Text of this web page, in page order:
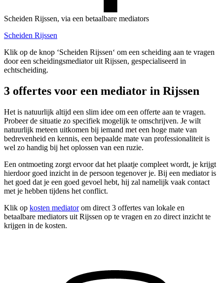
Scheiden Rijssen, via een betaalbare mediators
Scheiden Rijssen
Klik op de knop ‘Scheiden Rijssen‘ om een scheiding aan te vragen
door een scheidingsmediator uit Rijssen, gespecialiseerd in
echtscheiding.
3 offertes voor een mediator in Rijssen
Het is natuurlijk altijd een slim idee om een offerte aan te vragen.
Probeer de situatie zo specifiek mogelijk te omschrijven. Je wilt
natuurlijk meteen uitkomen bij iemand met een hoge mate van
bedrevenheid en kennis, een bepaalde mate van professionaliteit is
wel zo handig bij het oplossen van een ruzie.
Een ontmoeting zorgt ervoor dat het plaatje compleet wordt, je krijgt
hierdoor goed inzicht in de persoon tegenover je. Bij een mediator is
het goed dat je een goed gevoel hebt, hij zal namelijk vaak contact
met je hebben tijdens het conflict.
Klik op kosten mediatorom direct 3 offertes van lokale en
betaalbare mediators uit Rijssen op te vragen en zo direct inzicht te
krijgen in de kosten.